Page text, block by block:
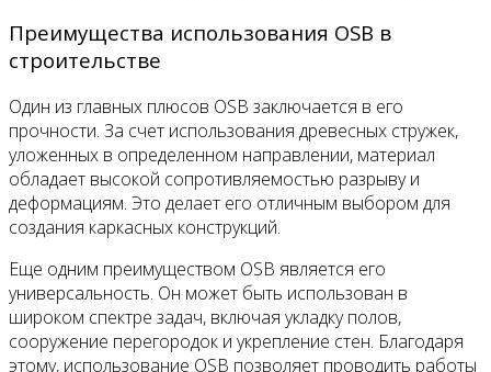
Преимущества использования OSB в
строительстве
Один из главных плюсов OSB заключается в его
прочности. За счет использования древесных стружек,
уложенных в определенном направлении, материал
обладает высокой сопротивляемостью разрыву и
деформациям. Это делает его отличным выбором для
создания каркасных конструкций.
Еще одним преимуществом OSB является его
универсальность. Он может быть использован в
широком спектре задач, включая укладку полов,
сооружение перегородок и укрепление стен. Благодаря
этому, использование OSB позволяет проводить работы